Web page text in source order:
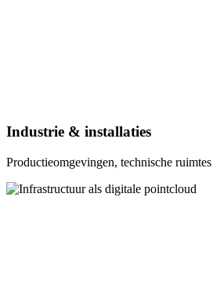
Industrie & installaties
Productieomgevingen, technische ruimtes